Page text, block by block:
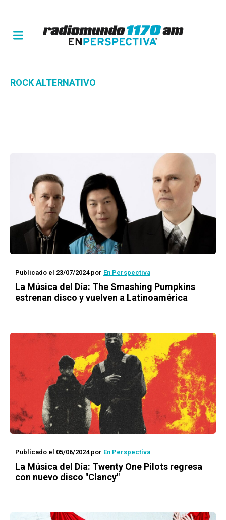
ROCK ALTERNATIVO
Publicado el 23/07/2024por En Perspectiva
La Música del Día: The Smashing Pumpkins
estrenan disco y vuelven a Latinoamérica
Publicado el 05/06/2024por En Perspectiva
La Música del Día: Twenty One Pilots regresa
con nuevo disco "Clancy"